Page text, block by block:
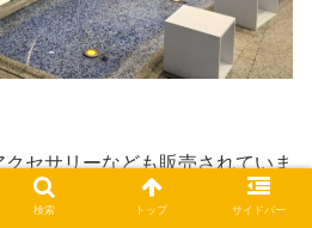
セサリーなども販売されていま
検索 トップ サイドバー